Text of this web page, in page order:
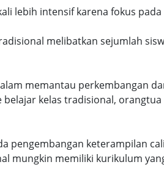
lebih intensif karena fokus
melibatkan sejumlah
memantau perkembangan
belajar kelas tradisional,
pengembangan keterampilan
mungkin memiliki kurikulum